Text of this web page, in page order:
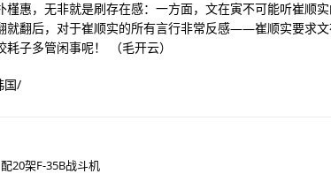
槿惠，无非就是刷存在感：一方面，文在寅不可能听崔顺
就翻后，对于崔顺实的所有言行非常反感——崔顺实要求
子多管闲事呢！ （毛开云）
国/
20架F-35B战斗机